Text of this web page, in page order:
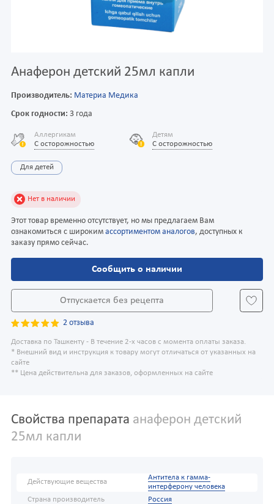
Анаферон детский 25мл капли
Производитель: Материа Медика
Срок годности: 3 года
Аллергикам
С осторожностью
Детям
С осторожностью
Для детей
Нет в наличии
Этот товар временно отсутствует, но мы предлагаем Вам
ознакомиться с широким ассортиментом аналогов, доступных к
заказу прямо сейчас.
Сообщить о наличии
Отпускается без рецепта
2 отзыва
Доставка по Ташкенту - В течение 2-х часов с момента оплаты заказа.
* Внешний вид и инструкция к товару могут отличаться от указанных на
сайте
** Цена действительна для заказов, оформленных на сайте
Свойства препарата анаферон детский
25мл капли
Действующие вещества
Антитела к гамма-
интерферону человека
Страна производитель
Россия